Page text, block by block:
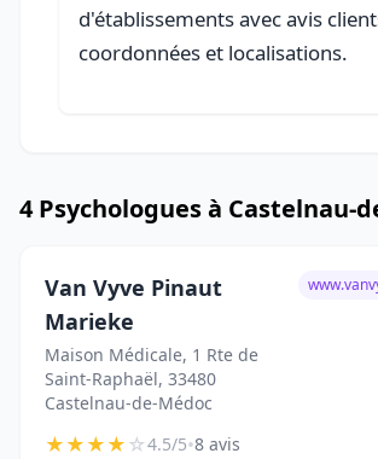
d'établissements avec avis
coordonnées et localisations.
4 Psychologues à Castelnau-
Van Vyve Pinaut
Marieke
Maison Médicale, 1 Rte de
Saint-Raphaël, 33480
Castelnau-de-Médoc
★★★★☆4.5/5•8 avis